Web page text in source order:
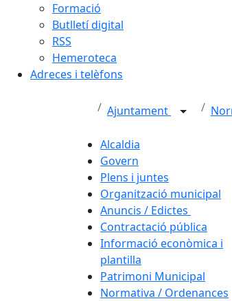
Formació
Butlletí digital
RSS
Hemeroteca
Adreces i telèfons
Ajuntament
Alcaldia
Govern
Plens i juntes
Organització municipal
Anuncis / Edictes
Contractació pública
Informació econòmica i
plantilla
Patrimoni Municipal
Normativa / Ordenances